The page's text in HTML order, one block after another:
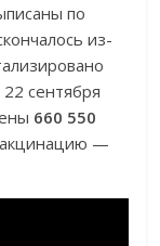
по
из-
сентября
660 550
—